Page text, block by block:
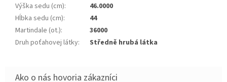
Výška sedu (cm):
46.0000
Hĺbka sedu (cm):
44
Martindale (ot.):
36000
Druh poťahovej látky: Středně hrubá látka